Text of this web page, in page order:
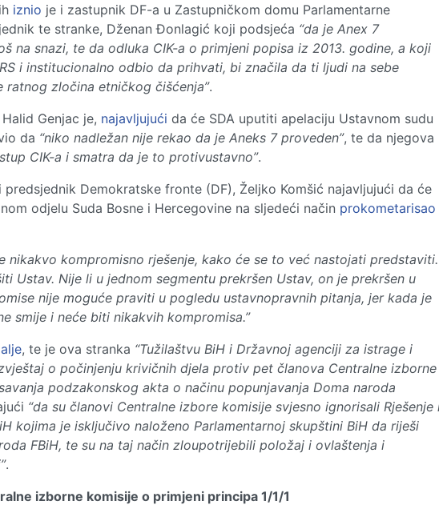
iznio je i zastupnik DF-a u Zastupničkom domu Parlamentarne
te stranke, Dženan Đonlagić koji podsjeća “da je Anex 7
na snazi, te da odluka CIK-a o primjeni popisa iz 2013. godine, a koji
i institucionalno odbio da prihvati, bi značila da ti ljudi na sebe
zločina etničkog čišćenja”.
Genjac je, najavljujući da će SDA uputiti apelaciju Ustavnom sudu
da “niko nadležan nije rekao da je Aneks 7 proveden”, te da njegova
CIK-a i smatra da je to protivustavno”.
predsjednik Demokratske fronte (DF), Željko Komšić najavljujući da će
odjelu Suda Bosne i Hercegovine na sljedeći način prokometarisao
nikakvo kompromisno rješenje, kako će se to već nastojati predstaviti.
Ustav. Nije li u jednom segmentu prekršen Ustav, on je prekršen u
nije moguće praviti u pogledu ustavnopravnih pitanja, jer kada je
smije i neće biti nikakvih kompromisa.”
, te je ova stranka “Tužilaštvu BiH i Državnoj agenciji za istrage i
o počinjenju krivičnih djela protiv pet članova Centralne izborne
podzakonskog akta o načinu popunjavanja Doma naroda
“da su članovi Centralne izbore komisije svjesno ignorisali Rješenje
kojima je isključivo naloženo Parlamentarnoj skupštini BiH da riješi
FBiH, te su na taj način zloupotrijebili položaj i ovlaštenja i
.
izborne komisije o primjeni principa 1/1/1